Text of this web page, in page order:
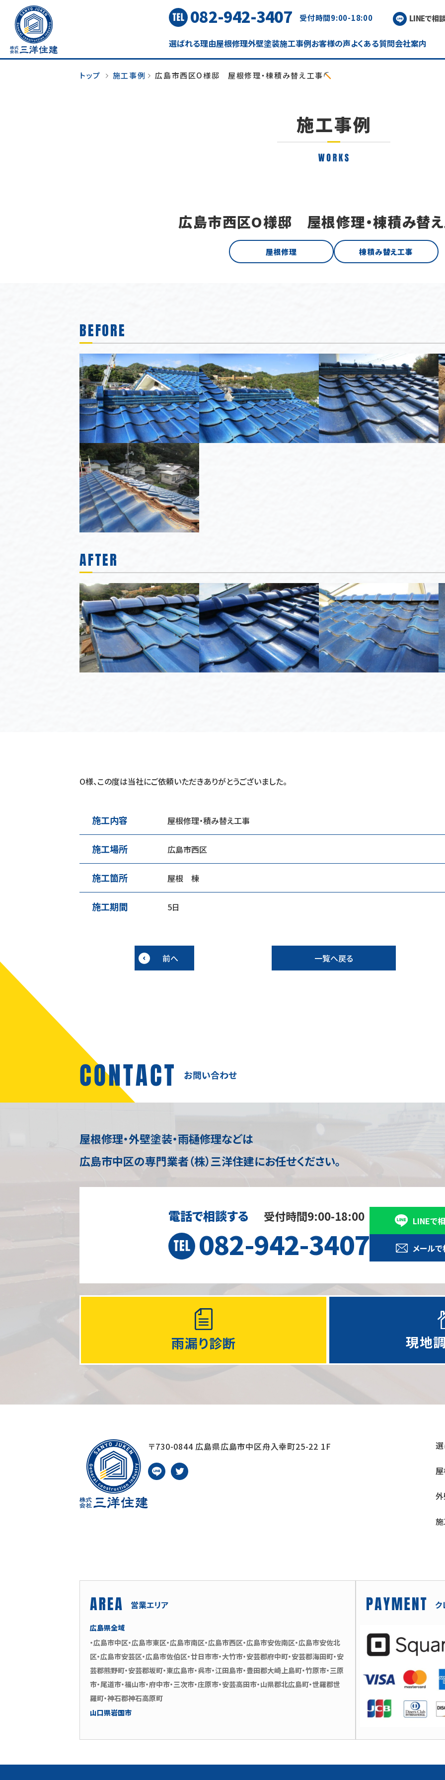
082-942-3407 受付時間9:00-18:00 LINEで相
選ばれる理由屋根修理外壁塗装施工事例お客様の声よくある質問会社案内
トップ 施工事例 広島市西区O様邸 屋根修理・棟積み替え工事
広島市西区O様邸 屋根修理・棟積み替
屋根修理 棟積み替え工事
BEFORE
AFTER
O様、この度は当社にご依頼いただきありがとうございました。
施工内容 屋根修理・積み替え工事
施工場所 広島市西区
施工箇所 屋根 棟
施工期間 5日
前へ 一覧へ戻る
屋根修理・外壁塗装・雨樋修理などは
広島市中区の専門業者（株）三洋住建にお任せください。
電話で相談する 受付時間9:00-18:00
082-942-3407
LINEで
メール
雨漏り診断 現地
〒730-0844 広島県広島市中区舟入幸町25-22 1F
広島県全域
・広島市中区・広島市東区・広島市南区・広島市西区・広島市安佐南区・広島市安佐北
区・広島市安芸区・広島市佐伯区・廿日市市・大竹市・安芸郡府中町・安芸郡海田町・安
芸郡熊野町・安芸郡坂町・東広島市・呉市・江田島市・豊田郡大崎上島町・竹原市・三原
市・尾道市・福山市・府中市・三次市・庄原市・安芸高田市・山県郡北広島町・世羅郡世
羅町・神石郡神石高原町
山口県岩国市